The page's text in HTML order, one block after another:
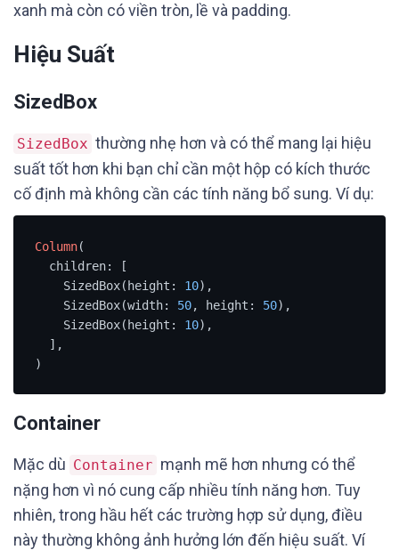
xanh mà còn có viền tròn, lề và padding.
Hiệu Suất
SizedBox
SizedBox thường nhẹ hơn và có thể mang lại hiệu
suất tốt hơn khi bạn chỉ cần một hộp có kích thước
cố định mà không cần các tính năng bổ sung. Ví dụ:
Column(
    SizedBox(height:
10),
    SizedBox(width:
50, height: 50),
    SizedBox(height:
10),
)
Container
Mặc dù Container mạnh mẽ hơn nhưng có thể
nặng hơn vì nó cung cấp nhiều tính năng hơn. Tuy
nhiên, trong hầu hết các trường hợp sử dụng, điều
này thường không ảnh hưởng lớn đến hiệu suất. Ví